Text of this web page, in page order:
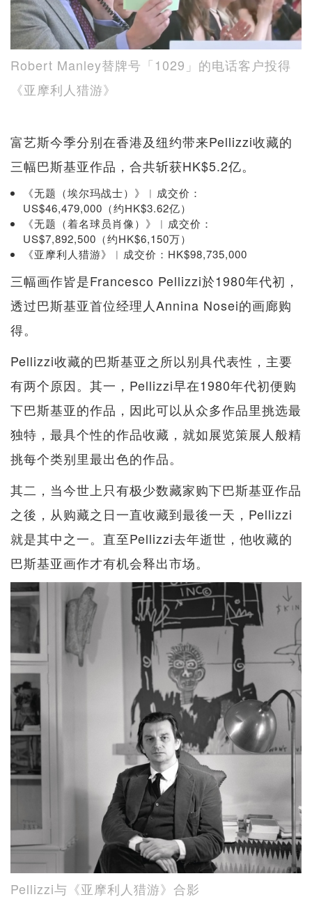
Robert Manley替牌号「1029」的电话客户投得
《亚摩利人猎游》
富艺斯今季分别在香港及纽约带来Pellizzi收藏的
三幅巴斯基亚作品，合共斩获HK$5.2亿。
《无题（埃尔玛战士）》︱成交价：
US$46,479,000（约HK$3.62亿）
《无题（着名球员肖像）》︱成交价：
US$7,892,500（约HK$6,150万）
《亚摩利人猎游》︱成交价：HK$98,735,000
三幅画作皆是Francesco Pellizzi於1980年代初，
透过巴斯基亚首位经理人Annina Nosei的画廊购
得。
Pellizzi收藏的巴斯基亚之所以别具代表性，主要
有两个原因。其一，Pellizzi早在1980年代初便购
下巴斯基亚的作品，因此可以从众多作品里挑选最
独特，最具个性的作品收藏，就如展览策展人般精
挑每个类别里最出色的作品。
其二，当今世上只有极少数藏家购下巴斯基亚作品
之後，从购藏之日一直收藏到最後一天，Pellizzi
就是其中之一。直至Pellizzi去年逝世，他收藏的
巴斯基亚画作才有机会释出市场。
Pellizzi与《亚摩利人猎游》合影